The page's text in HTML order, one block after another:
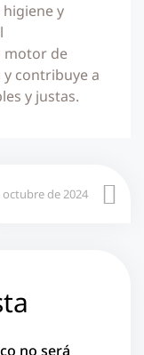
y
motor de
contribuye a
y justas.
octubre de 2024
no será